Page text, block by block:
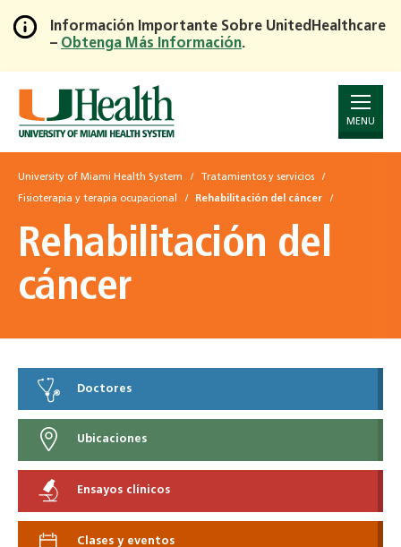
Skip
to
Main
Content
Información Importante Sobre UnitedHealthcare
– Obtenga Más Información.
MENU
University of Miami Health System Tratamientos y servicios
Fisioterapia y terapia ocupacional Rehabilitación del cáncer
Rehabilitación del
cáncer
Doctores
Ubicaciones
Ensayos clínicos
Clases y eventos